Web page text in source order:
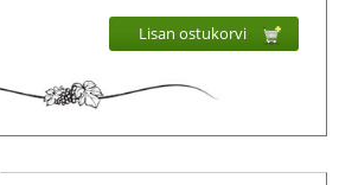
Lisan ostukorvi